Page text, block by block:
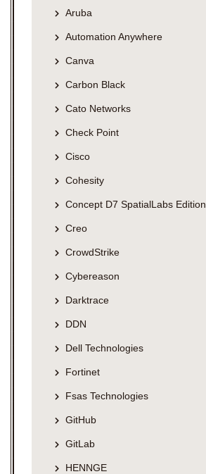
Aruba
Automation Anywhere
Canva
Carbon Black
Cato Networks
Check Point
Cisco
Cohesity
Concept D7 SpatialLabs Edition
Creo
CrowdStrike
Cybereason
Darktrace
DDN
Dell Technologies
Fortinet
Fsas Technologies
GitHub
GitLab
HENNGE